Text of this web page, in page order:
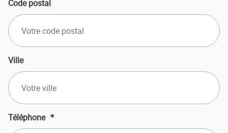
Code postal
Ville
Téléphone *